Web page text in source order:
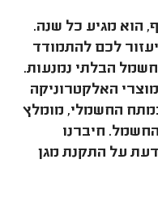
הוא מגיע כל שנה.
לכם להתמודד
הבלתי נמנעות.
האלקטרוניקה
במתח החשמלי, מומלץ
חיברנו
על התקנת מגן